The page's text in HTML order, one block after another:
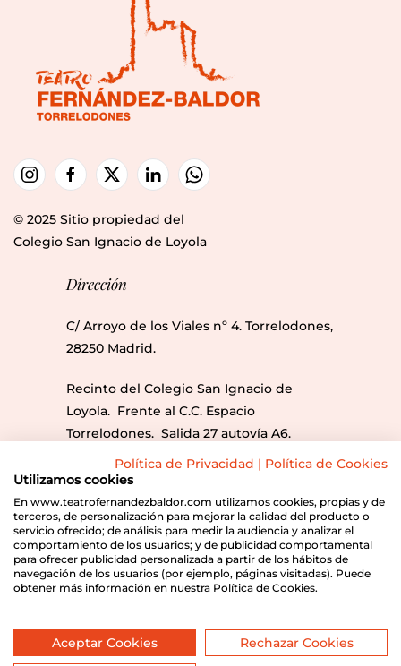
© 2025 Sitio propiedad del
Colegio San Ignacio de Loyola
Dirección
C/ Arroyo de los Viales nº 4. Torrelodones,
28250 Madrid.
Recinto del Colegio San Ignacio de
Loyola. Frente al C.C. Espacio
Torrelodones. Salida 27 autovía A6.
Líneas Bus: 612, 613, 686, 686A y 685.
Envíanos un correo
info@teatrofernandezbaldor.com
Aviso legal
Política de cookies
Política de Privacidad | Política de Cookies
Utilizamos cookies
En www.teatrofernandezbaldor.com utilizamos cookies, propias y de
terceros, de personalización para mejorar la calidad del producto o
servicio ofrecido; de análisis para medir la audiencia y analizar el
comportamiento de los usuarios; y de publicidad comportamental
para ofrecer publicidad personalizada a partir de los hábitos de
navegación de los usuarios (por ejemplo, páginas visitadas). Puede
obtener más información en nuestra Política de Cookies.
Aceptar Cookies Rechazar Cookies